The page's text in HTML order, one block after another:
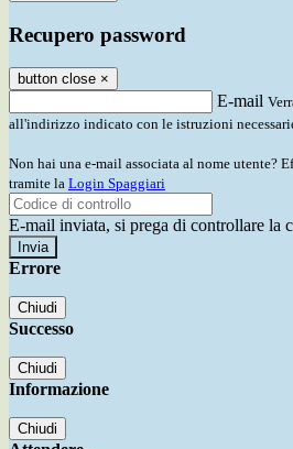
Recupero password
button close ×
E-mail
all'indirizzo indicato con le istruzioni
Non hai una e-mail associata al nome utente?
tramite la Login Spaggiari
E-mail inviata, si prega di controllare la
Errore
Chiudi
Successo
Chiudi
Informazione
Chiudi